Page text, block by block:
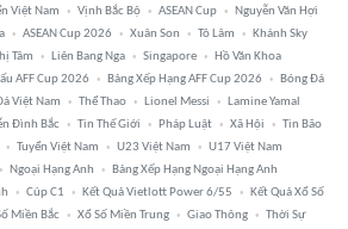
Việt Nam Vịnh Bắc Bộ ASEAN Cup
Nguyễn Văn Hợi
ASEAN Cup 2026 Xuân Son Tô Lâm
Khánh Sky
Tâm Liên Bang Nga Singapore
Hồ Văn Khoa
AFF Cup 2026 Bảng Xếp Hạng AFF Cup 2026
Bóng Đá
Việt Nam Thể Thao Lionel Messi
Lamine Yamal
Đình Bắc Tin Thế Giới Pháp Luật Xã Hội
Tin Bão
Tuyển Việt Nam U23 Việt Nam
U17 Việt Nam
Ngoại Hạng Anh
Bảng Xếp Hạng Ngoại Hạng Anh
Cúp C1 Kết Quả Vietlott Power 6/55
Kết Quả Xổ Số
Miền Bắc Xổ Số Miền Trung Giao Thông Thời Sự